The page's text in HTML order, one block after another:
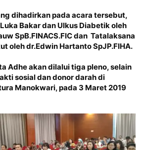
dihadirkan pada acara tersebut,
Bakar dan Ulkus Diabetik oleh
SpB.FINACS.FIC dan Tatalaksana
oleh dr.Edwin Hartanto SpJP.FIHA.
Adhe akan dilalui tiga pleno, selain
sosial dan donor darah di
Manokwari, pada 3 Maret 2019